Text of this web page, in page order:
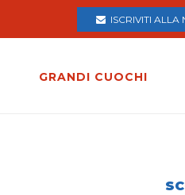
ISCRIVITI ALLA
GRANDI CUOCHI